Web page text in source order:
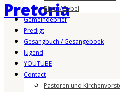
Bibel / Bybel
Gemeindebrief
Predigt
Gesangbuch / Gesangeboek
Jugend
YOUTUBE
Contact
Pastoren und